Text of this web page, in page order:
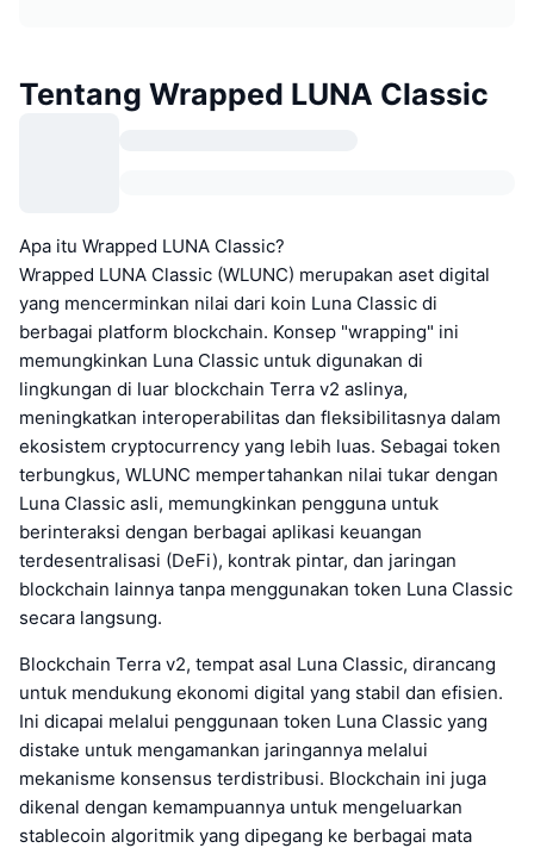
Tentang Wrapped LUNA Classic
Apa itu Wrapped LUNA Classic?
Wrapped LUNA Classic (WLUNC) merupakan aset digital
yang mencerminkan nilai dari koin Luna Classic di
berbagai platform blockchain. Konsep "wrapping" ini
memungkinkan Luna Classic untuk digunakan di
lingkungan di luar blockchain Terra v2 aslinya,
meningkatkan interoperabilitas dan fleksibilitasnya dalam
ekosistem cryptocurrency yang lebih luas. Sebagai token
terbungkus, WLUNC mempertahankan nilai tukar dengan
Luna Classic asli, memungkinkan pengguna untuk
berinteraksi dengan berbagai aplikasi keuangan
terdesentralisasi (DeFi), kontrak pintar, dan jaringan
blockchain lainnya tanpa menggunakan token Luna Classic
secara langsung.
Blockchain Terra v2, tempat asal Luna Classic, dirancang
untuk mendukung ekonomi digital yang stabil dan efisien.
Ini dicapai melalui penggunaan token Luna Classic yang
distake untuk mengamankan jaringannya melalui
mekanisme konsensus terdistribusi. Blockchain ini juga
dikenal dengan kemampuannya untuk mengeluarkan
stablecoin algoritmik yang dipegang ke berbagai mata